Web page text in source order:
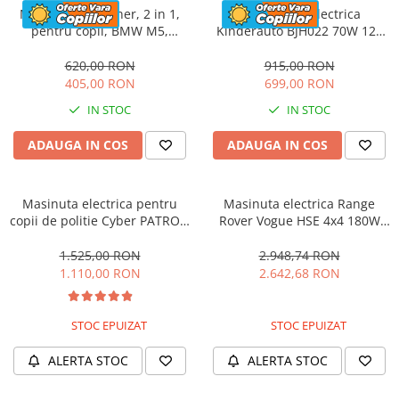
Masinuta cu maner, 2 in 1,
pentru copii, BMW M5,
620,00 RON
405,00 RON
IN STOC
ADAUGA IN COS
Motocicleta electrica
Kinderauto BJH022 70W 12V
culoare Rosie
915,00 RON
699,00 RON
IN STOC
ADAUGA IN COS
Masinuta electrica pentru
copii de politie Cyber PATROL,
90W, 12V, Black & White
1.525,00 RON
1.110,00 RON
STOC EPUIZAT
ALERTA STOC
Masinuta electrica Range
Rover Vogue HSE 4x4 180W
2.948,74 RON
2.642,68 RON
STOC EPUIZAT
ALERTA STOC